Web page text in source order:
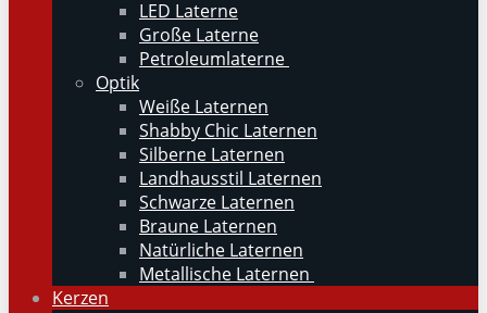
LED Laterne
Große Laterne
Petroleumlaterne
Optik
Weiße Laternen
Shabby Chic Laternen
Silberne Laternen
Landhausstil Laternen
Schwarze Laternen
Braune Laternen
Natürliche Laternen
Metallische Laternen
Kerzen